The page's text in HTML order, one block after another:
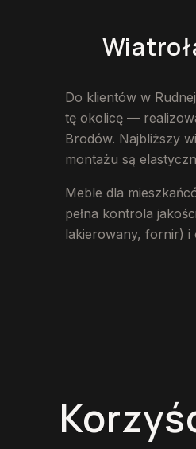
Do klientów w
tę okolicę —
Brodów. Najbliższy
montażu są
Meble dla
pełna kontrola
lakierowany, fornir) i